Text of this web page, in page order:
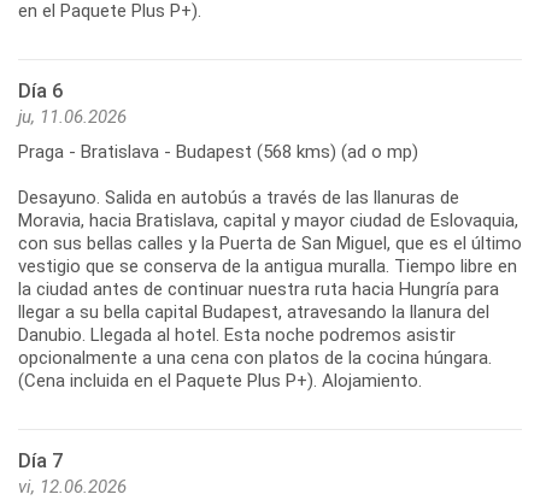
en el Paquete Plus P+).
Día 6
ju, 11.06.2026
Praga - Bratislava - Budapest (568 kms) (ad o mp)
Desayuno. Salida en autobús a través de las llanuras de
Moravia, hacia Bratislava, capital y mayor ciudad de Eslovaquia,
con sus bellas calles y la Puerta de San Miguel, que es el último
vestigio que se conserva de la antigua muralla. Tiempo libre en
la ciudad antes de continuar nuestra ruta hacia Hungría para
llegar a su bella capital Budapest, atravesando la llanura del
Danubio. Llegada al hotel. Esta noche podremos asistir
opcionalmente a una cena con platos de la cocina húngara.
(Cena incluida en el Paquete Plus P+). Alojamiento.
Día 7
vi, 12.06.2026